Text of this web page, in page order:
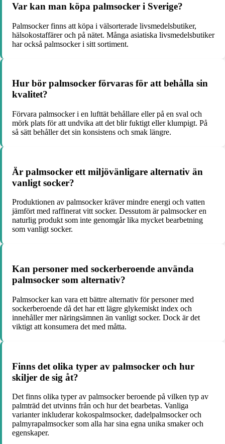
Var kan man köpa palmsocker i Sverige?
Palmsocker finns att köpa i välsorterade livsmedelsbutiker,
hälsokostaffärer och på nätet. Många asiatiska livsmedelsbutiker
har också palmsocker i sitt sortiment.
Hur bör palmsocker förvaras för att behålla sin
kvalitet?
Förvara palmsocker i en lufttät behållare eller på en sval och
mörk plats för att undvika att det blir fuktigt eller klumpigt. På
så sätt behåller det sin konsistens och smak längre.
Är palmsocker ett miljövänligare alternativ än
vanligt socker?
Produktionen av palmsocker kräver mindre energi och vatten
jämfört med raffinerat vitt socker. Dessutom är palmsocker en
naturlig produkt som inte genomgår lika mycket bearbetning
som vanligt socker.
Kan personer med sockerberoende använda
palmsocker som alternativ?
Palmsocker kan vara ett bättre alternativ för personer med
sockerberoende då det har ett lägre glykemiskt index och
innehåller mer näringsämnen än vanligt socker. Dock är det
viktigt att konsumera det med måtta.
Finns det olika typer av palmsocker och hur
skiljer de sig åt?
Det finns olika typer av palmsocker beroende på vilken typ av
palmträd det utvinns från och hur det bearbetas. Vanliga
varianter inkluderar kokospalmsocker, dadelpalmsocker och
palmyrapalmsocker som alla har sina egna unika smaker och
egenskaper.